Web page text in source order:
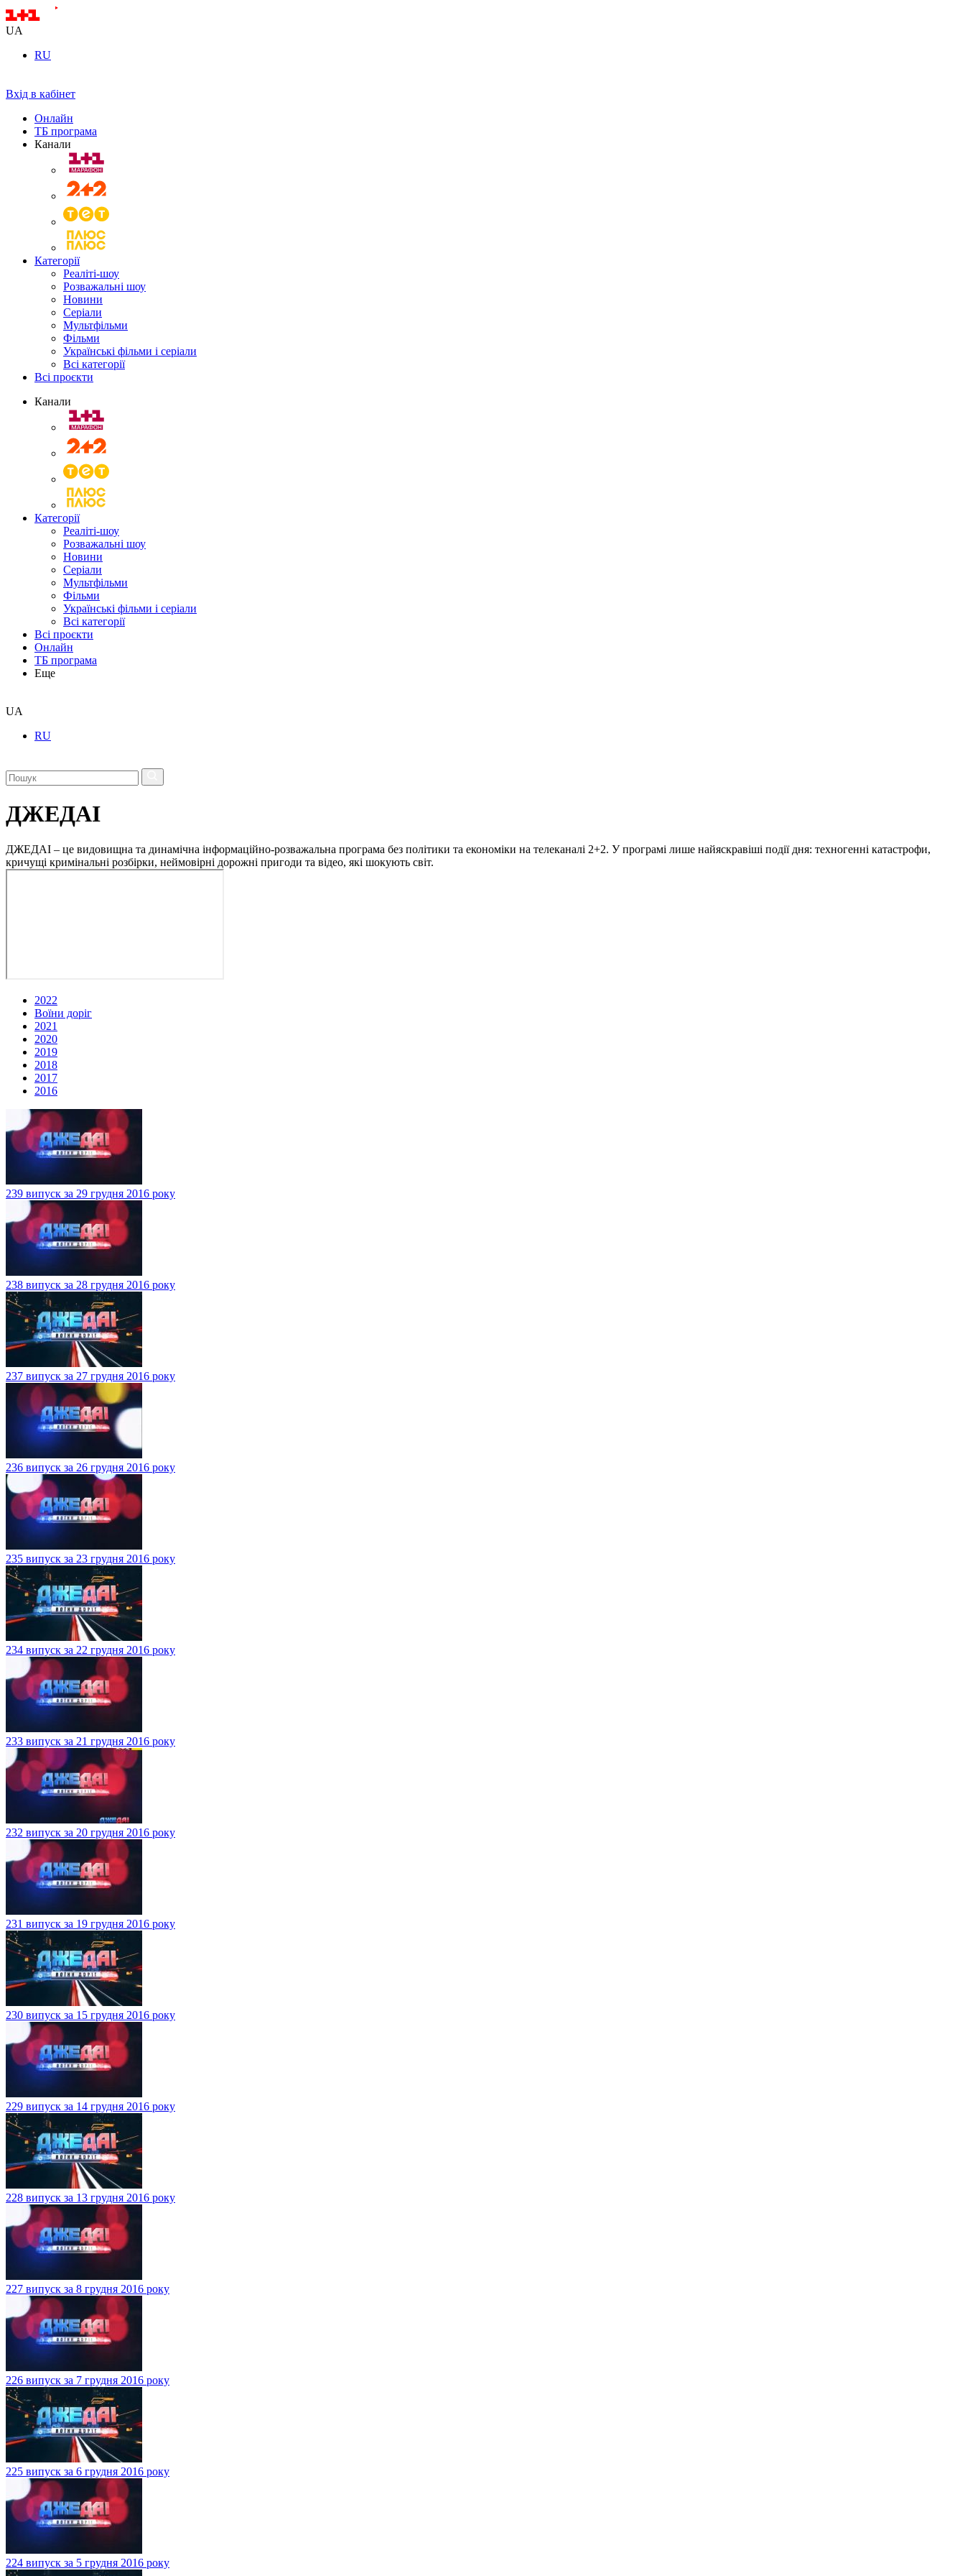
UA
RU
Вхід в кабінет
Онлайн
ТБ програма
Канали
Категорії
Реаліті-шоу
Розважальні шоу
Новини
Серіали
Мультфільми
Фільми
Українські фільми і серіали
Всі категорії
Всі проєкти
Канали
Категорії
Реаліті-шоу
Розважальні шоу
Новини
Серіали
Мультфільми
Фільми
Українські фільми і серіали
Всі категорії
Всі проєкти
Онлайн
ТБ програма
Еще
UA
RU
ДЖЕДАІ
ДЖЕДАІ – це видовищна та динамічна інформаційно-розважальна програма без політики та економіки на телеканалі 2+2. У програмі лише найяскравіші події дня: техногенні катастрофи,
кричущі кримінальні розбірки, неймовірні дорожні пригоди та відео, які шокують світ.
2022
Воїни доріг
2021
2020
2019
2018
2017
2016
239 випуск за 29 грудня 2016 року
238 випуск за 28 грудня 2016 року
237 випуск за 27 грудня 2016 року
236 випуск за 26 грудня 2016 року
235 випуск за 23 грудня 2016 року
234 випуск за 22 грудня 2016 року
233 випуск за 21 грудня 2016 року
232 випуск за 20 грудня 2016 року
231 випуск за 19 грудня 2016 року
230 випуск за 15 грудня 2016 року
229 випуск за 14 грудня 2016 року
228 випуск за 13 грудня 2016 року
227 випуск за 8 грудня 2016 року
226 випуск за 7 грудня 2016 року
225 випуск за 6 грудня 2016 року
224 випуск за 5 грудня 2016 року